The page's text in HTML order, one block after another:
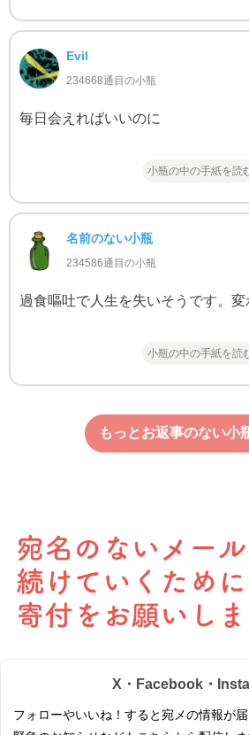
Evil
234668通目の小瓶
毎日会えればいいのに
小瓶の中の手紙を読
名前のない小瓶
234586通目の小瓶
過食嘔吐で人生を失いそうです。変
小瓶の中の手紙を読
もっとお返事のない小
X・Facebook・
フォローやいいね！すると宛メの情報が届